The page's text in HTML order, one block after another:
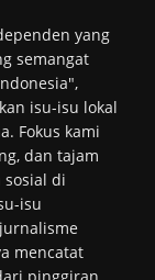
yang
semangat
isu-isu lokal
Fokus kami
dan tajam
di
isu
mencatat